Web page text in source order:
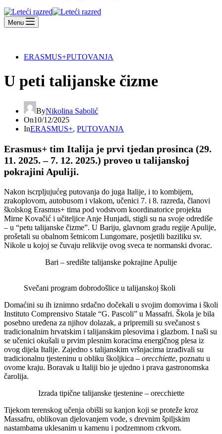
Menu
ERASMUS+PUTOVANJA
U peti talijanske čizme
ByNikolina Sabolić
On10/12/2025
InERASMUS+, PUTOVANJA
Erasmus+ tim Italija je prvi tjedan prosinca (29.
11. 2025. – 7. 12. 2025.) proveo u talijanskoj
pokrajini Apuliji.
Nakon iscrpljujućeg putovanja do juga Italije, i to kombijem,
zrakoplovom, autobusom i vlakom, učenici 7. i 8. razreda, članovi
školskog Erasmus+ tima pod vodstvom koordinatorice projekta
Mirne Kovačić i učiteljice Anje Hunjadi, stigli su na svoje odrediše
– u “petu talijanske čizme”. U Bariju, glavnom gradu regije Apulije,
prošetali su obalnom šetnicom Lungomare, posjetili baziliku sv.
Nikole u kojoj se čuvaju relikvije ovog sveca te normanski dvorac.
Bari – središte talijanske pokrajine Apulije
Svečani program dobrodošlice u talijanskoj školi
Domaćini su ih iznimno srdačno dočekali u svojim domovima i školi
Instituto Comprensivo Statale “G. Pascoli” u Massafri. Škola je bila
posebno uređena za njihov dolazak, a pripremili su svečanost s
tradicionalnim hrvatskim i talijanskim plesovima i glazbom. I naši su
se učenici okušali u prvim plesnim koracima energičnog plesa iz
ovog dijela Italije. Zajedno s talijanskim vršnjacima izrađivali su
tradicionalnu tjesteninu u obliku školjkica – orecchiette, poznatu u
ovome kraju. Boravak u Italiji bio je ujedno i prava gastronomska
čarolija.
Izrada tipične talijanske tjestenine – orecchiette
Tijekom terenskog učenja obišli su kanjon koji se proteže kroz
Massafru, oblikovan djelovanjem vode, s drevnim špiljskim
nastambama uklesanim u kamenu i podzemnom crkvom.